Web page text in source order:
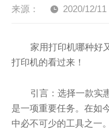
来源： 2020/12/
家用打印机哪种好
打印机的看过来！
引言：选择一款实
是一项重要任务。在如
中必不可少的工具之一